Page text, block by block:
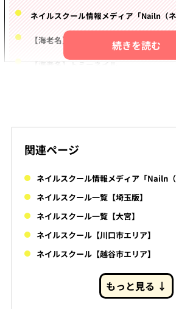
ネイルスクール情報メディア「Nailn（ネ
【海老名】RYS NAIL Salon&School
【海老名】トミーネイル
関連ページ
ネイルスクール情報メディア「Nailn（
ネイルスクール一覧【埼玉版】
ネイルスクール一覧【大宮】
ネイルスクール【川口市エリア】
ネイルスクール【越谷市エリア】
もっと見る ↓